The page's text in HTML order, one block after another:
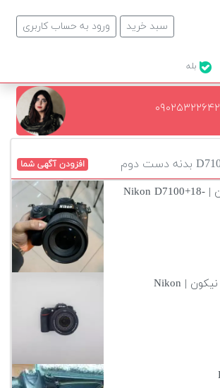
ورود به حساب کاربری سبد خرید
۰۹۰۲۵۳۲۲۶۴۲
افزودن آگهی شما
دوربین حرفه ای نیکون | Nikon D7100+18-
دوربین نیمه حرفه ای نیکون | Nikon